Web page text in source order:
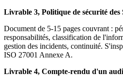
Livrable 3, Politique de sécurité des
Document de 5-15 pages couvrant :
responsabilités, classification de
gestion des incidents, continuité.
ISO 27001 Annexe A.
Livrable 4, Compte-rendu d'un